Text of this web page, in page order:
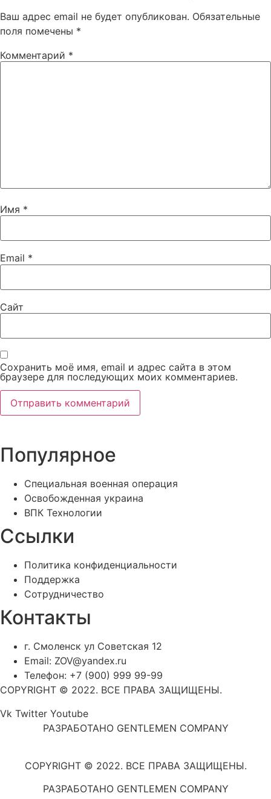
Ваш адрес email не будет опубликован. Обязательные
поля помечены *
Комментарий *
Имя *
Email *
Сайт
Сохранить моё имя, email и адрес сайта в этом
браузере для последующих моих комментариев.
Популярное
Специальная военная операция
Освобожденная украина
ВПК Технологии
Ссылки
Политика конфиденциальности
Поддержка
Сотрудничество
Контакты
г. Смоленск ул Советская 12
Email: ZOV@yandex.ru
Телефон: +7 (900) 999 99-99
COPYRIGHT © 2022. ВСЕ ПРАВА ЗАЩИЩЕНЫ.
Vk Twitter Youtube
РАЗРАБОТАНО GENTLEMEN COMPANY
COPYRIGHT © 2022. ВСЕ ПРАВА ЗАЩИЩЕНЫ.
РАЗРАБОТАНО GENTLEMEN COMPANY